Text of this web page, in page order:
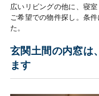
広いリビングの他に、寝
ご希望での物件探し。条
た。
玄関土間の内窓は
ます